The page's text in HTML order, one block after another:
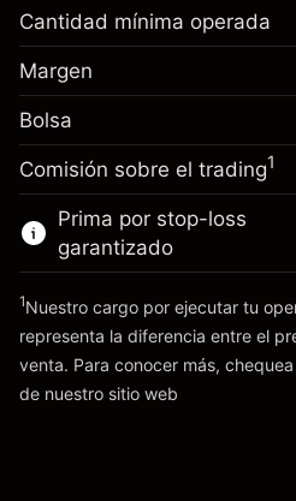
Ajuste de
nocturno
Cargos por el valor total de
posición
Tamaño de la operación
$3,000.30
Dinero del
Ir a la plataforma
Margen. Tu inversión
Ajuste de
Cargos por el valor total
posición
Tamaño de la operación
$3,000.30
Dinero del
Ir a la plataforma
Cantidad mínima operada
Margen
Bolsa
Comisión sobre el trading1
Prima por stop-loss
garantizado
1Nuestro cargo por ejecutar tu
representa la diferencia entre el
venta. Para conocer más,
de nuestro sitio web